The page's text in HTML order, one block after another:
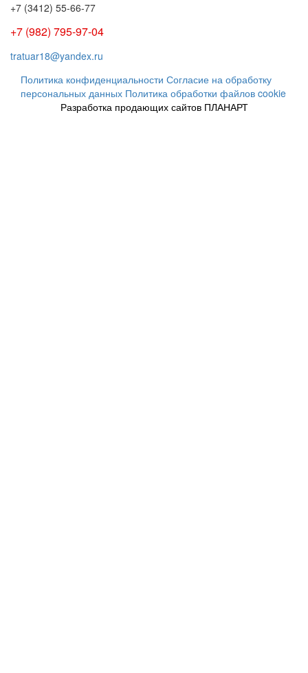
+7 (3412) 55-66-77
+7 (982) 795-97-04
tratuar18@yandex.ru
Политика конфиденциальности Согласие на обработку
персональных данных Политика обработки файлов cookie
Разработка продающих сайтов ПЛАНАРТ